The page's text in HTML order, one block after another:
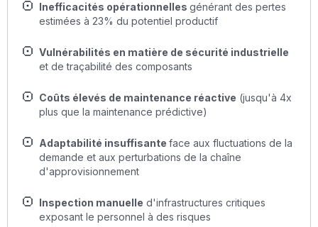
Inefficacités opérationnelles générant des pertes
estimées à 23% du potentiel productif
Vulnérabilités en matière de sécurité industrielle
et de traçabilité des composants
Coûts élevés de maintenance réactive (jusqu'à 4x
plus que la maintenance prédictive)
Adaptabilité insuffisante face aux fluctuations de la
demande et aux perturbations de la chaîne
d'approvisionnement
Inspection manuelle d'infrastructures critiques
exposant le personnel à des risques